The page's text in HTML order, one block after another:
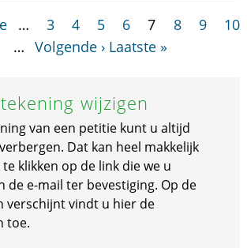
… 3 4 5 6 7 8 9
10
… Volgende › Laatste »
wijzigen
van een petitie kunt u altijd
Dat kan heel makkelijk
klikken op de link die we u
de e-mail ter bevestiging. Op de
verschijnt vindt u hier de
toe.